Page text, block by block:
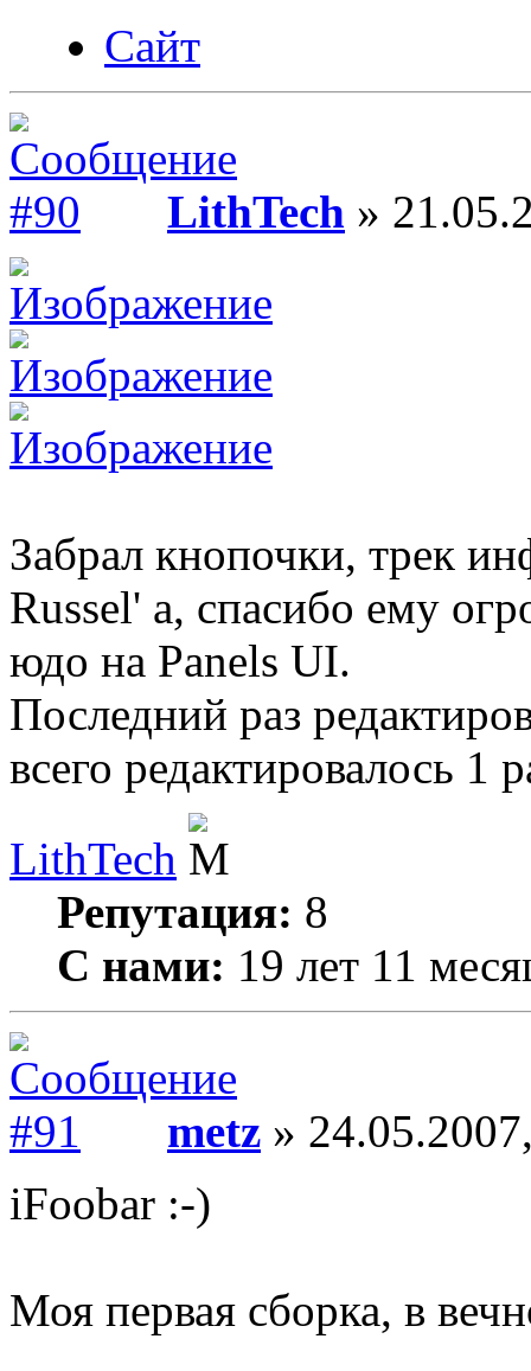
Сайт
LithTech »
Забрал кнопочки, трек
Russel' a, спасибо ему
юдо на Panels UI.
Последний раз
всего редактировалось 1
LithTech
Репутация: 8
С нами: 19 лет 11
metz »
iFoobar :-)
Моя первая сборка, в